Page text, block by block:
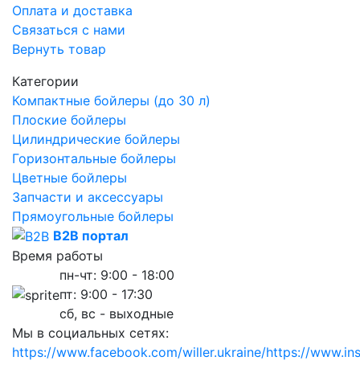
Оплата и доставка
Связаться с нами
Вернуть товар
Категории
Компактные бойлеры (до 30 л)
Плоские бойлеры
Цилиндрические бойлеры
Горизонтальные бойлеры
Цветные бойлеры
Запчасти и аксессуары
Прямоугольные бойлеры
B2B портал
Время работы
пн-чт: 9:00 - 18:00
пт: 9:00 - 17:30
сб, вс - выходные
Мы в социальных сетях:
https://www.facebook.com/willer.ukraine/https://